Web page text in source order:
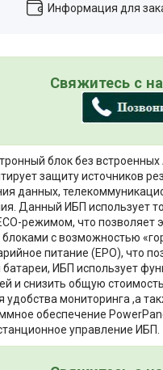
Информация для
Свяжитесь с
блок без
защиту источников
данных,
Данный ИБП использует
режимом, что позволяет
с возможностью
питание (EPO), что
ИБП использует
и снизить общую
мониторинга ,а
обеспечение
управление ИБП.